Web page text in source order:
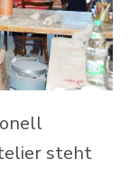
steht